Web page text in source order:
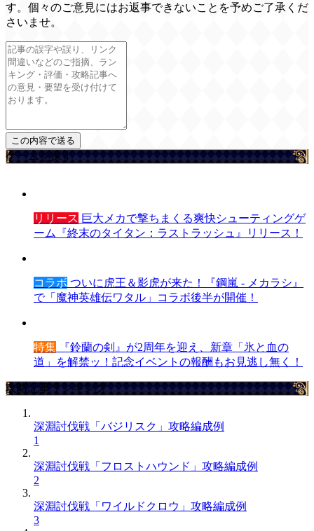
す。個々のご意見にはお返事できないことを予めご了承くだ
さいませ。
ゲームを探す
リリース 巨大メカで撃ちまくる爽快シューティングゲ
ーム『終末のタイタン：ラストラッシュ』リリース！
コラボ ついに虎王＆影虎が来た！『鋼嵐 - メカラシ』
で「魔神英雄伝ワタル」コラボ後半が開催！
特集 『鈴蘭の剣』が2周年を迎え、新章「氷と血の
道」を解禁ッ！記念イベントの報酬もお見逃し無く！
攻略記事ランキング
深淵討伐戦「バジリスク」攻略編成例
1
深淵討伐戦「フロストハウンド」攻略編成例
2
深淵討伐戦「ワイルドクロウ」攻略編成例
3